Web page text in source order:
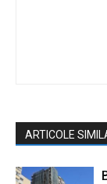
ARTICOLE